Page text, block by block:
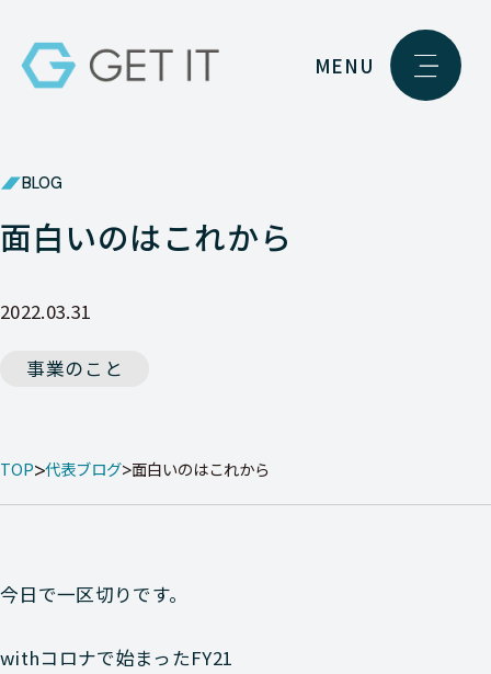
MENU
BLOG
面白いのはこれから
2022.03.31
事業のこと
TOP 代表ブログ 面白いのはこれから
今日で一区切りです。
withコロナで始まったFY21